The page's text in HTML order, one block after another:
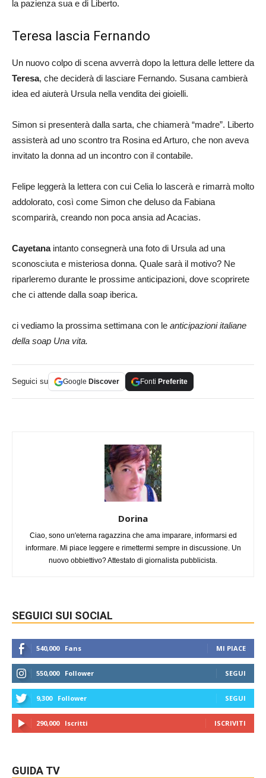
la pazienza sua e di Liberto.
Teresa lascia Fernando
Un nuovo colpo di scena avverrà dopo la lettura delle lettere da
Teresa, che deciderà di lasciare Fernando. Susana cambierà
idea ed aiuterà Ursula nella vendita dei gioielli.
Simon si presenterà dalla sarta, che chiamerà “madre”. Liberto
assisterà ad uno scontro tra Rosina ed Arturo, che non aveva
invitato la donna ad un incontro con il contabile.
Felipe leggerà la lettera con cui Celia lo lascerà e rimarrà molto
addolorato, così come Simon che deluso da Fabiana
scomparirà, creando non poca ansia ad Acacias.
Cayetanaintanto consegnerà una foto di Ursula ad una
sconosciuta e misteriosa donna. Quale sarà il motivo? Ne
riparleremo durante le prossime anticipazioni, dove scoprirete
che ci attende dalla soap iberica.
ci vediamo la prossima settimana con le anticipazioni italiane
della soap Una vita.
Seguici su Google Discover Fonti Preferite
Dorina
Ciao, sono un'eterna ragazzina che ama imparare, informarsi ed
informare. Mi piace leggere e rimettermi sempre in discussione. Un
nuovo obbiettivo? Attestato di giornalista pubblicista.
SEGUICI SUI SOCIAL
540,000 Fans MI PIACE
550,000 Follower SEGUI
9,300 Follower SEGUI
290,000 Iscritti ISCRIVITI
GUIDA TV